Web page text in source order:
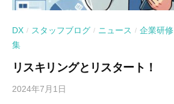
DX / スタッフブログ / ニュース / 企業研修
集
リスキリングとリスタート！
2024年7月1日